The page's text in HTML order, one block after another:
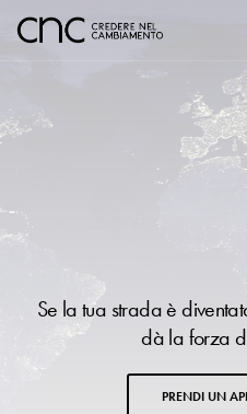
Se la tua strada è
dà la forza
PRENDI UN